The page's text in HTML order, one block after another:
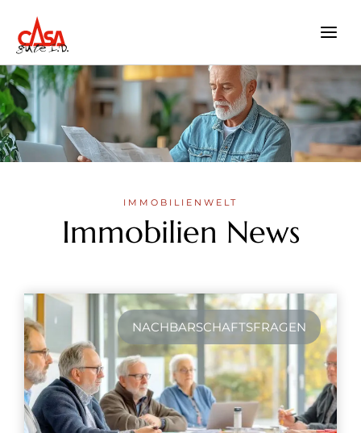
Inhalt
springen
IMMOBILIENWELT
Immobilien News
NACHBARSCHAFTSFRAGEN